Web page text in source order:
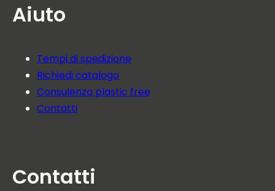
Aiuto
Tempi di spedizione
Richiedi catalogo
Consulenza plastic free
Contatti
Contatti